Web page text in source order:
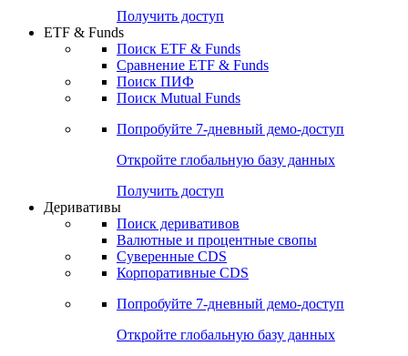
Получить доступ
ETF & Funds
Поиск ETF & Funds
Сравнение ETF & Funds
Поиск ПИФ
Поиск Mutual Funds
Попробуйте 7-дневный демо-доступ
Откройте глобальную базу данных
Получить доступ
Деривативы
Поиск деривативов
Валютные и процентные свопы
Суверенные CDS
Корпоративные CDS
Попробуйте 7-дневный демо-доступ
Откройте глобальную базу данных